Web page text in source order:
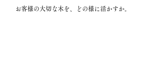
お客様の大切な木を、どの様に活かすか。